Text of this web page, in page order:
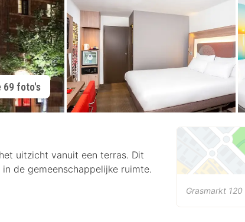
69 foto's
uitzicht vanuit een terras. Dit
de gemeenschappelijke ruimte.
Grasmarkt 120